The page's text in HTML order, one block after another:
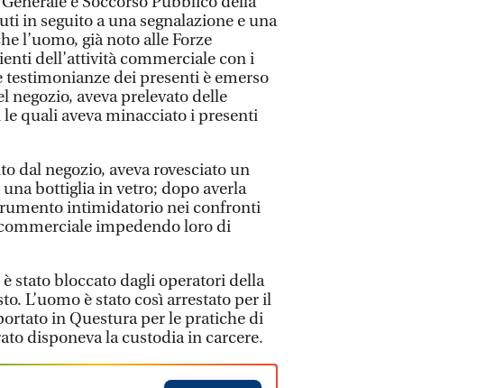
in seguito a una segnalazione e una
l’uomo, già noto alle Forze
dell’attività commerciale con i
testimonianze dei presenti è emerso
negozio, aveva prelevato delle
quali aveva minacciato i presenti
dal negozio, aveva rovesciato un
bottiglia in vetro; dopo averla
intimidatorio nei confronti
impedendo loro di
stato bloccato dagli operatori della
L’uomo è stato così arrestato per il
in Questura per le pratiche di
disponeva la custodia in carcere.